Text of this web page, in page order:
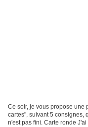
Ce soir, je vous propose une
cartes", suivant 5 consignes,
n'est pas fini. Carte ronde